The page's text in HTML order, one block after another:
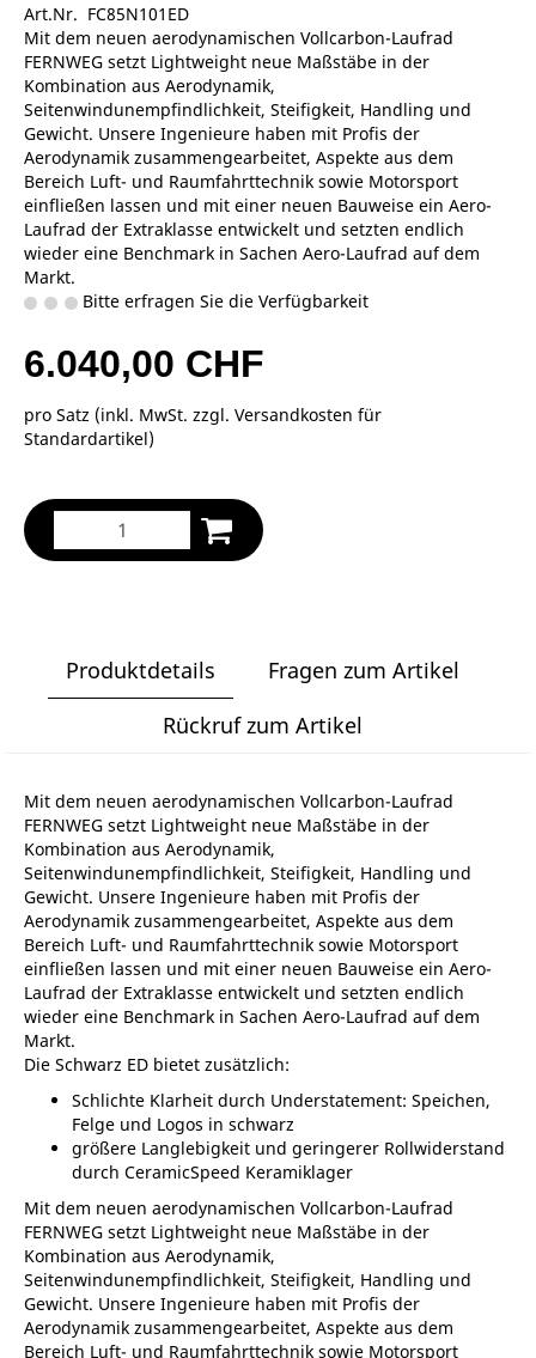
Art.Nr. FC85N101ED
Mit dem neuen aerodynamischen Vollcarbon-Laufrad
FERNWEG setzt Lightweight neue Maßstäbe in der
Kombination aus Aerodynamik,
Seitenwindunempfindlichkeit, Steifigkeit, Handling und
Gewicht. Unsere Ingenieure haben mit Profis der
Aerodynamik zusammengearbeitet, Aspekte aus dem
Bereich Luft- und Raumfahrttechnik sowie Motorsport
einfließen lassen und mit einer neuen Bauweise ein Aero-
Laufrad der Extraklasse entwickelt und setzten endlich
wieder eine Benchmark in Sachen Aero-Laufrad auf dem
Markt.
Bitte erfragen Sie die Verfügbarkeit
6.040,00 CHF
pro Satz (inkl. MwSt. zzgl. Versandkosten für
Standardartikel)
Produktdetails
Fragen zum Artikel
Rückruf zum Artikel
Mit dem neuen aerodynamischen Vollcarbon-Laufrad
FERNWEG setzt Lightweight neue Maßstäbe in der
Kombination aus Aerodynamik,
Seitenwindunempfindlichkeit, Steifigkeit, Handling und
Gewicht. Unsere Ingenieure haben mit Profis der
Aerodynamik zusammengearbeitet, Aspekte aus dem
Bereich Luft- und Raumfahrttechnik sowie Motorsport
einfließen lassen und mit einer neuen Bauweise ein Aero-
Laufrad der Extraklasse entwickelt und setzten endlich
wieder eine Benchmark in Sachen Aero-Laufrad auf dem
Markt.
Die Schwarz ED bietet zusätzlich:
Schlichte Klarheit durch Understatement: Speichen,
Felge und Logos in schwarz
größere Langlebigkeit und geringerer Rollwiderstand
durch CeramicSpeed Keramiklager
Mit dem neuen aerodynamischen Vollcarbon-Laufrad
FERNWEG setzt Lightweight neue Maßstäbe in der
Kombination aus Aerodynamik,
Seitenwindunempfindlichkeit, Steifigkeit, Handling und
Gewicht. Unsere Ingenieure haben mit Profis der
Aerodynamik zusammengearbeitet, Aspekte aus dem
Bereich Luft- und Raumfahrttechnik sowie Motorsport